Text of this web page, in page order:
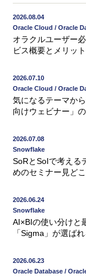
2026.08.04
Oracle Cloud / Oracle
オラクルユーザー
ビス概要とメリッ
2026.07.10
Oracle Cloud / Oracle
気になるテーマか
向けウェビナー」
2026.07.08
Snowflake
SoRとSoIで考える
めのセミナー見どこ
2026.06.24
Snowflake
AI×BIの使い分けと
「Sigma」が選ば
2026.06.23
Oracle Database /